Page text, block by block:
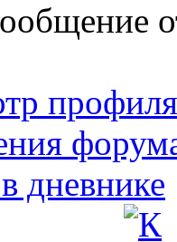
профиля
дневнике